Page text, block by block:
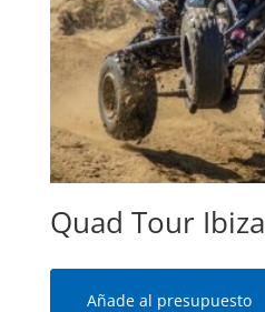
Quad Tour Ibiza
Añade al presupuesto